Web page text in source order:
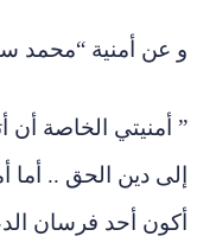
و عن أمنية “محمد
” أمنيتي الخاصة أن
إلى دين الحق .. أما
أكون أحد فرسان